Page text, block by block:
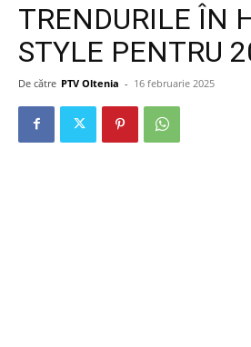
TRENDURILE ÎN
STYLE PENTRU
De către PTV Oltenia - 16 februarie 2025